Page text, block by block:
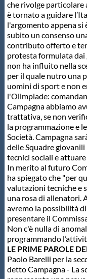
Flash News
Galleria
Videogallery
Intranet
Webmail
Contatti
Mappa del sito
che rivolge particolare
è tornato a guidare
l'argomento appena si
subito un consenso
contributo offerto e
protesta formulata dai
non ha influito nella
per il quale nutro una
uomini di sport e non
l'Olimpiade:
Campagna abbiamo
trattativa, se non
la programmazione e
Società. Campagna
delle Squadre
tecnici sociali e
In merito al futuro
ha spiegato che "per
valutazioni tecniche e
una rosa di allenatori.
avremo la possibilità
presentare il
Non c'è nulla di
programmando
LE PRIME PAROLE
Paolo Barelli per la
detto Campagna - La